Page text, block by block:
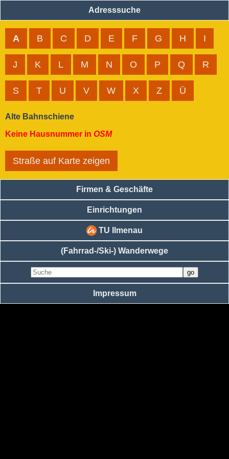
Adresssuche
A B C D E F G H I
J K L M N O P Q R
S T U V W X Z Ü
Alte Bahnschiene
Keine Hausnummer in OSM
Straße auf Karte zeigen
Firmen & Geschäfte
Einrichtungen
TU Ilmenau
(Fahrrad-/Ski-) Wanderwege
Impressum